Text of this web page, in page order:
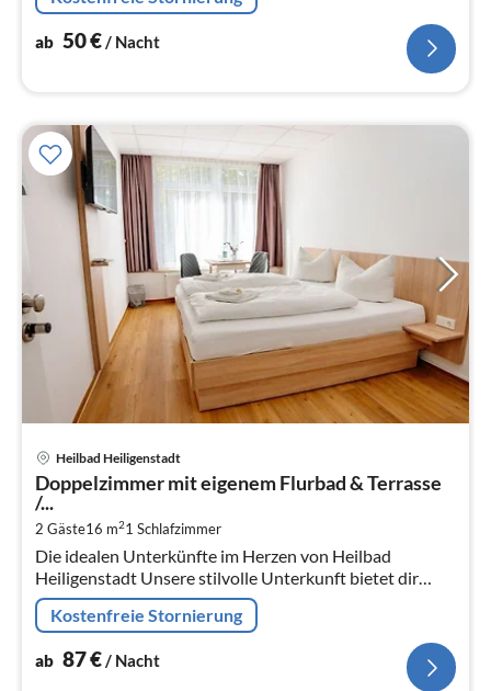
ab 50€/ Nacht
Heilbad Heiligenstadt
Doppelzimmer mit eigenem Flurbad & Terrasse
/...
2 Gäste16 m21 Schlafzimmer
Die idealen Unterkünfte im Herzen von Heilbad
Heiligenstadt Unsere stilvolle Unterkunft bietet dir
moderne Annehmlichkeiten und eine zentrale Lage in
Heilbad Hei...
Kostenfreie Stornierung
ab 87€/ Nacht